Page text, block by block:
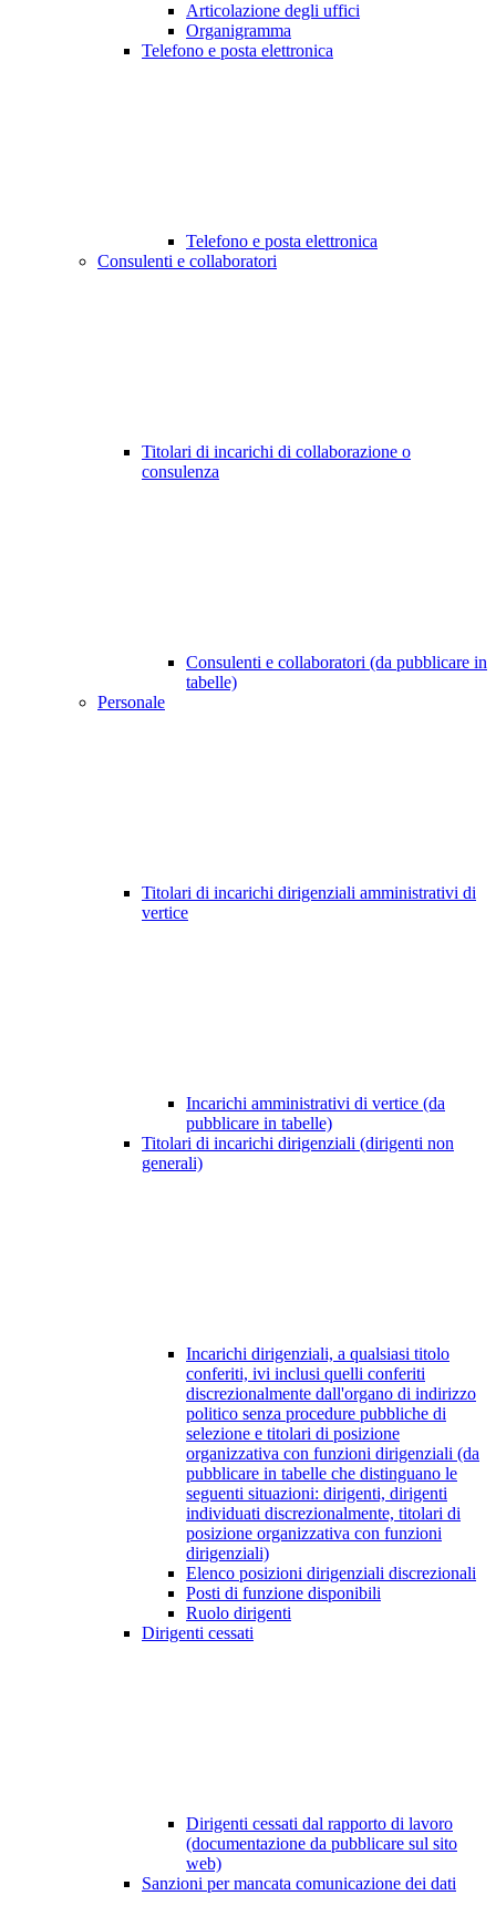
Articolazione degli uffici
Organigramma
Telefono e posta elettronica
Telefono e posta elettronica
Consulenti e collaboratori
Titolari di incarichi di collaborazione o
consulenza
Consulenti e collaboratori (da pubblicare in
tabelle)
Personale
Titolari di incarichi dirigenziali amministrativi di
vertice
Incarichi amministrativi di vertice (da
pubblicare in tabelle)
Titolari di incarichi dirigenziali (dirigenti non
generali)
Incarichi dirigenziali, a qualsiasi titolo
conferiti, ivi inclusi quelli conferiti
discrezionalmente dall'organo di indirizzo
politico senza procedure pubbliche di
selezione e titolari di posizione
organizzativa con funzioni dirigenziali (da
pubblicare in tabelle che distinguano le
seguenti situazioni: dirigenti, dirigenti
individuati discrezionalmente, titolari di
posizione organizzativa con funzioni
dirigenziali)
Elenco posizioni dirigenziali discrezionali
Posti di funzione disponibili
Ruolo dirigenti
Dirigenti cessati
Dirigenti cessati dal rapporto di lavoro
(documentazione da pubblicare sul sito
web)
Sanzioni per mancata comunicazione dei dati